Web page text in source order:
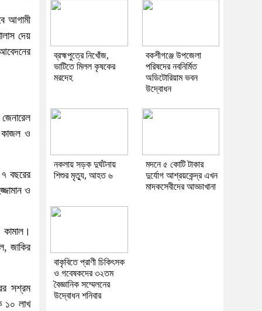
আগামী
দেয়
কাজল ও
৭ বছরের
ও
জাকির
সশ্রম
১০ লাখ
ব্রহ্মপুত্রে নিখোঁজ,
ভাটিতে মিলল কৃষকের
মরদেহ
বকশীগঞ্জে উপজেলা
পরিষদের নবনির্মিত
অডিটোরিয়াম ভবন
উদ্বোধন
নকলায় সড়ক দুর্ঘটনায়
শিশুর মৃত্যু, আহত ৬
মদনে ৫ কোটি টাকার
দুর্যোগ আশ্রয়কেন্দ্র এখন
মাদকসেবীদের আড্ডাখানা
বাকৃবিতে প্রাণী চিকিৎসক
ও গবেষকদের ৩২তম
বৈজ্ঞানিক সম্মেলনের
উদ্বোধন শনিবার